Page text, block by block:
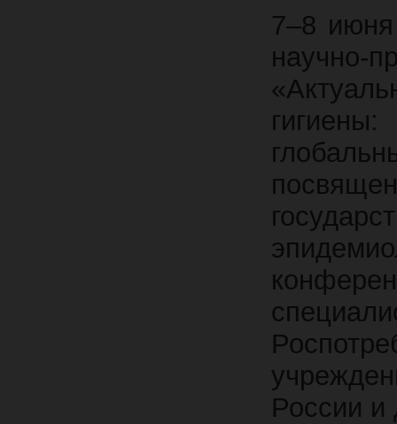
7–8
России и